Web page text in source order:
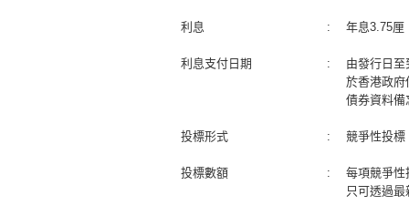
利息 : 年息3.75厘
利息支付日期 :
由發行日
於香港政府
債券資料備
投標形式 : 競爭性投標
投標數額 :
每項競爭性
只可透過